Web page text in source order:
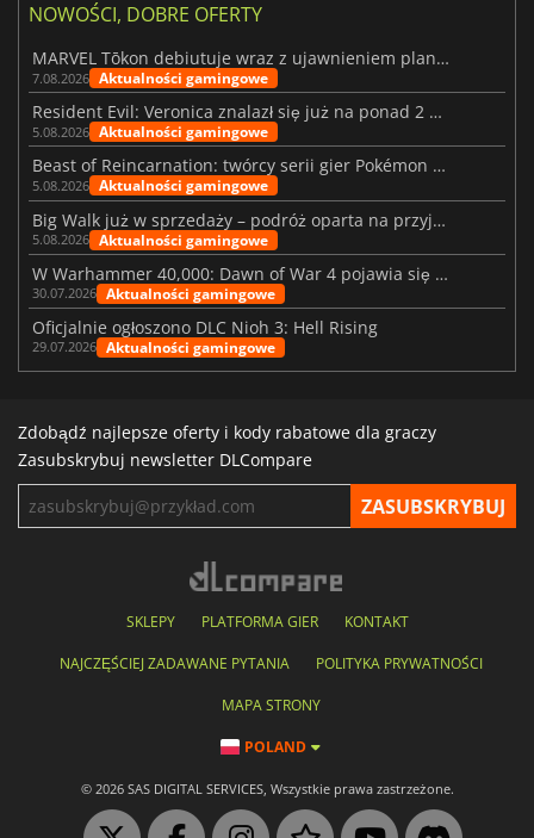
NOWOŚCI, DOBRE OFERTY
MARVEL Tōkon debiutuje wraz z ujawnieniem planu rozwoju na pierwszy rok
7.08.2026 Aktualności gamingowe
Resident Evil: Veronica znalazł się już na ponad 2 milionach list życzeń
5.08.2026 Aktualności gamingowe
Beast of Reincarnation: twórcy serii gier Pokémon wkraczają na nową ścieżkę
5.08.2026 Aktualności gamingowe
Big Walk już w sprzedaży – podróż oparta na przyjaźni
5.08.2026 Aktualności gamingowe
W Warhammer 40,000: Dawn of War 4 pojawia się frakcja Nekronów
30.07.2026 Aktualności gamingowe
Oficjalnie ogłoszono DLC Nioh 3: Hell Rising
29.07.2026 Aktualności gamingowe
Zdobądź najlepsze oferty i kody rabatowe dla graczy
Zasubskrybuj newsletter DLCompare
SKLEPY PLATFORMA GIER KONTAKT
NAJCZĘŚCIEJ ZADAWANE PYTANIA POLITYKA PRYWATNOŚCI
MAPA STRONY
POLAND
© 2026 SAS DIGITAL SERVICES, Wszystkie prawa zastrzeżone.